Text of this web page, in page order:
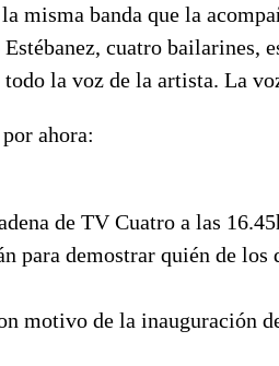
misma banda que la
cuatro bailarines,
la voz de la artista. La
ahora:
de TV Cuatro a las
para demostrar quién de los
motivo de la inauguración